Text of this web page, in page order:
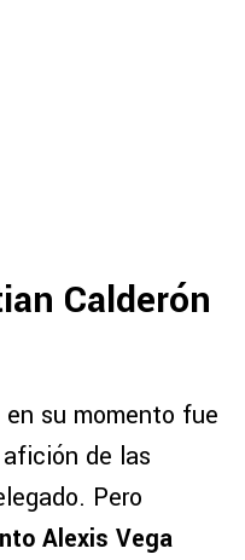
Calderón
en su momento fue
de las
Pero
Alexis Vega